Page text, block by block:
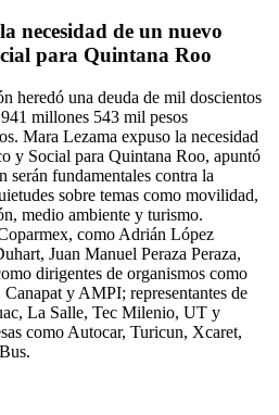
necesidad de un nuevo
para Quintana Roo
heredó una deuda de mil doscientos
millones 543 mil pesos
Mara Lezama expuso la necesidad
y Social para Quintana Roo, apuntó
serán fundamentales contra la
sobre temas como movilidad,
medio ambiente y turismo.
como Adrián López
Juan Manuel Peraza Peraza,
dirigentes de organismos como
y AMPI; representantes de
La Salle, Tec Milenio, UT y
como Autocar, Turicun, Xcaret,